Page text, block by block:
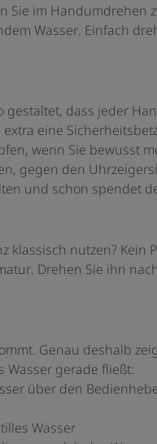
Sie im Handumdrehen
Wasser. Einfach
gestaltet, dass jeder
eine
wenn Sie bewusst
gegen den
und schon spendet
klassisch nutzen? Kein
Drehen Sie ihn
Genau deshalb
Wasser gerade fließt:
über den
Wasser